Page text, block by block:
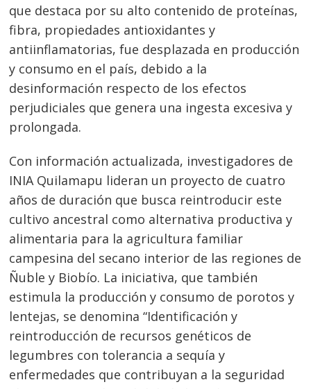
que destaca por su alto contenido de proteínas,
fibra, propiedades antioxidantes y
antiinflamatorias, fue desplazada en producción
y consumo en el país, debido a la
desinformación respecto de los efectos
perjudiciales que genera una ingesta excesiva y
prolongada.
Con información actualizada, investigadores de
INIA Quilamapu lideran un proyecto de cuatro
años de duración que busca reintroducir este
cultivo ancestral como alternativa productiva y
alimentaria para la agricultura familiar
campesina del secano interior de las regiones de
Ñuble y Biobío. La iniciativa, que también
estimula la producción y consumo de porotos y
lentejas, se denomina “Identificación y
reintroducción de recursos genéticos de
legumbres con tolerancia a sequía y
enfermedades que contribuyan a la seguridad